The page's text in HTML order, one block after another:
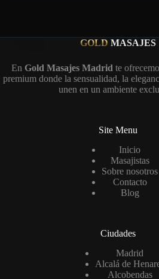
GOLD MASAJES
En Gold Masajes Madrid te
premium donde la sensualidad, la
unen en un ambiente
Site Menu
Inicio
Masajistas
Sobre nosotros
Contacto
Blog
Ciudades
Madrid
Alcalá de
Alcobendas